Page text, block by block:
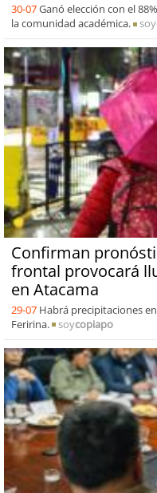
30-07Ganó elección con el
la comunidad académica.
soy
Confirman
frontal provocará
en Atacama
29-07 Habrá precipitaciones
Feririna.
soycopiapo